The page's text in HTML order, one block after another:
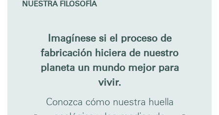
NUESTRA FILOSOFÍA
Imagínese si el proceso de
fabricación hiciera de nuestro
planeta un mundo mejor para
vivir.
Conozca cómo nuestra huella